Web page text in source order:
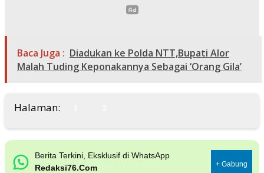
Baca Juga : Diadukan ke Polda NTT,Bupati Alor
Malah Tuding Keponakannya Sebagai ‘Orang Gila’
Halaman:
Berita Terkini, Eksklusif di WhatsApp
Redaksi76.Com
+ Gabung